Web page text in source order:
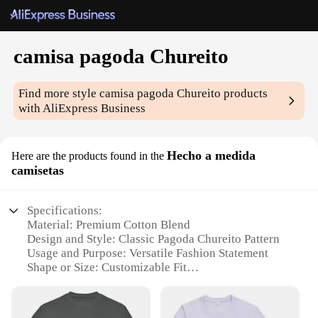
camisa pagoda Chureito
Find more stylecamisa pagoda Chureito products
with AliExpress Business
Here are the products found in the Hecho a medida
camisetas
Specifications:
Material: Premium Cotton Blend
Design and Style: Classic Pagoda Chureito Pattern
Usage and Purpose: Versatile Fashion Statement
Shape or Size: Customizable Fit
Comfortable
Parts and Accessories: Available in Sets for a